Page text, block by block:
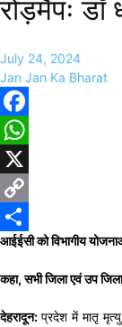
रोड़मैपः डॉ
July 24, 2024
Jan Jan Ka Bharat
Facebook
WhatsApp
X
Copy
Link
Share
आईईसी को विभागीय
कहा, सभी जिला एवं उप
देहरादून: प्रदेश में मातृ